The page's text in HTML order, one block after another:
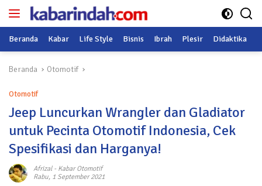
Langsung
Beranda Kabar Life Style Bisnis Ibrah Plesir Didaktika
Beranda Otomotif
Otomotif
Jeep Luncurkan Wrangler dan Gladiator
untuk Pecinta Otomotif Indonesia, Cek
Spesifikasi dan Harganya!
Afrizal- Kabar Otomotif
Rabu, 1 September 2021